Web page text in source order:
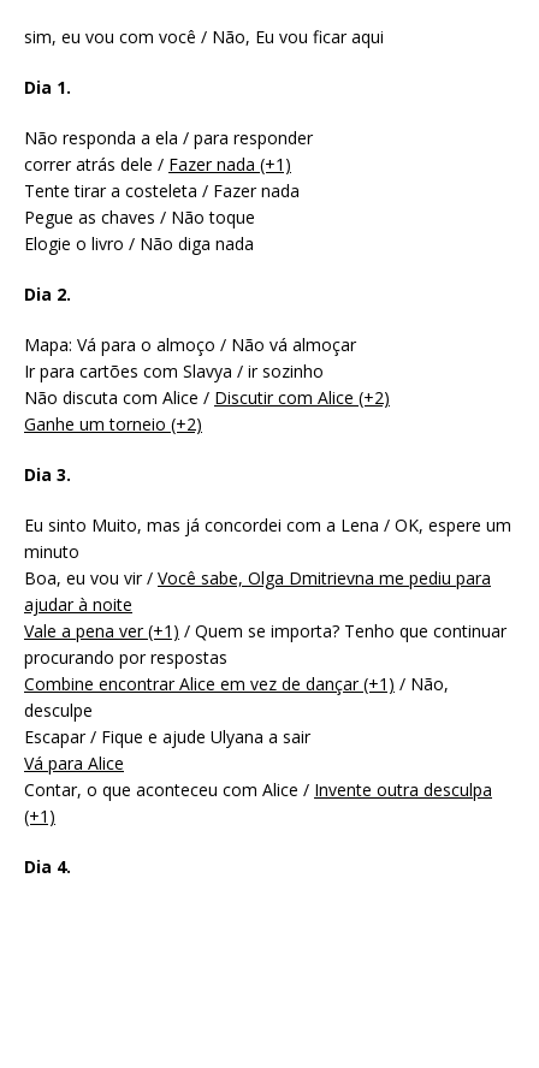
sim, eu vou com você / Não, Eu vou ficar aqui
Dia 1.
Não responda a ela / para responder
correr atrás dele / Fazer nada (+1)
Tente tirar a costeleta / Fazer nada
Pegue as chaves / Não toque
Elogie o livro / Não diga nada
Dia 2.
Mapa: Vá para o almoço / Não vá almoçar
Ir para cartões com Slavya / ir sozinho
Não discuta com Alice / Discutir com Alice (+2)
Ganhe um torneio (+2)
Dia 3.
Eu sinto Muito, mas já concordei com a Lena / OK, espere um
minuto
Boa, eu vou vir / Você sabe, Olga Dmitrievna me pediu para
ajudar à noite
Vale a pena ver (+1) / Quem se importa? Tenho que continuar
procurando por respostas
Combine encontrar Alice em vez de dançar (+1) / Não,
desculpe
Escapar / Fique e ajude Ulyana a sair
Vá para Alice
Contar, o que aconteceu com Alice / Invente outra desculpa
(+1)
Dia 4.